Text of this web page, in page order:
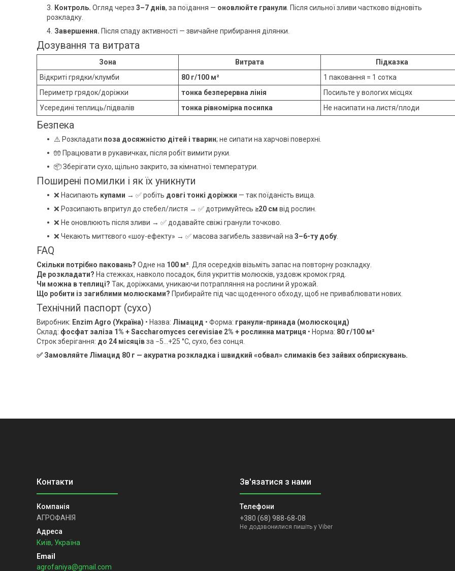
Контроль. Огляд через 3–7 днів, за поїдання — оновлюйте гранули . Після сильної зливи частково відновіть
розкладку.
Завершення. Після спаду активності — звичайне прибирання ділянки.
Дозування та витрата
Зона Витрата
Підказка
Відкриті грядки/клумби
80 г/100 м²
1 паковання = 1 сотка
Периметр грядок/доріжки
тонка безперервна лінія
Посильте у вологих місцях
Усередині теплиць/підвалів
тонка рівномірна посипка Не насипати на листя/плоди
Безпека
⚠️ Розкладати поза досяжністю дітей і тварин; не сипати на харчові поверхні.
🧤 Працювати в рукавичках, після робіт вимити руки.
📦 Зберігати сухо, щільно закрито, за кімнатної температури.
Поширені помилки і як їх уникнути
❌ Насипають купами → ✅ робіть довгі тонкі доріжки — так поїданість вища.
❌ Розсипають впритул до стебел/листя → ✅ дотримуйтесь ≥20 см від рослин.
❌ Не оновлюють після зливи → ✅ додавайте свіжі гранули точково.
❌ Чекають миттєвого «шоу-ефекту» → ✅ масова загибель зазвичай на 3–6-ту добу
FAQ
Скільки потрібно паковань? Одне на 100 м² . Для осередків візьміть запас на повторну розкладку.
Де розкладати? На стежках, навколо посадок, біля укриттів молюсків, уздовж кромок гряд.
Чи можна в теплиці? Так, доріжками, уникаючи потрапляння на рослини й урожай.
Що робити із загиблими молюсками? Прибирайте під час щоденного обходу, щоб не приваблювати нових.
Технічний паспорт (сухо)
Виробник: Enzim Agro (Україна) • Назва: Лімацид • Форма: гранули-принада (молюскоцид)
Склад: фосфат заліза 1% + Saccharomyces cerevisiae 2% + рослинна матриця • Норма: 80 г/100 м²
Строк зберігання: до 24 місяцівза −5…+25 °C, сухо, без сонця.
✅ Замовляйте Лімацид 80 г — акуратна розкладка і швидкий «обвал» слимаків без зайвих обприскувань.
АГРОФАНІЯ
Київ, Україна
agrofaniya@gmail.com
+380 (68) 988-68-08
Не додзвонилися пишіть у Viber